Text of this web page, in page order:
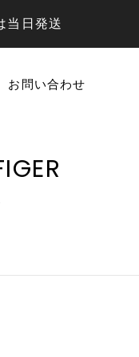
当日発送
お問い合わせ